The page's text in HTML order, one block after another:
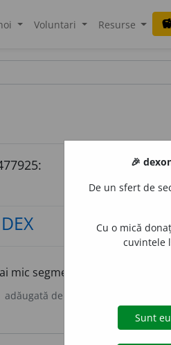
Voluntari Resurse
mic segment de material
adăugată de
🎉
De un sfert de
Cu o mică
cuvintele